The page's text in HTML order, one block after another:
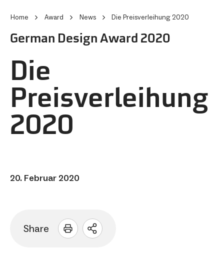
Home Award News Die Preisverleihung 2020
German Design Award 2020
Die
Preisverleihung
2020
20. Februar 2020
Share
Sharing